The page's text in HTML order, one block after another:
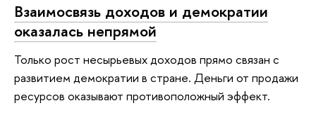
Взаимосвязь доходов и демократии
оказалась непрямой
Только рост несырьевых доходов прямо связан с
развитием демократии в стране. Деньги от продажи
ресурсов оказывают противоположный эффект.